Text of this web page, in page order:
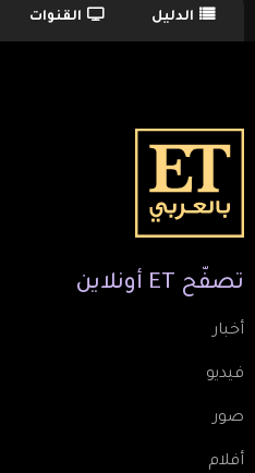
الدليل القنوات
تصفّح ET أونلاين
أخبار
فيديو
صور
أفلام